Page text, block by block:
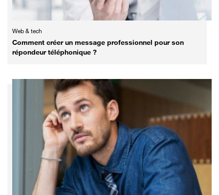
Web & tech
Comment créer un message professionnel pour son
répondeur téléphonique ?